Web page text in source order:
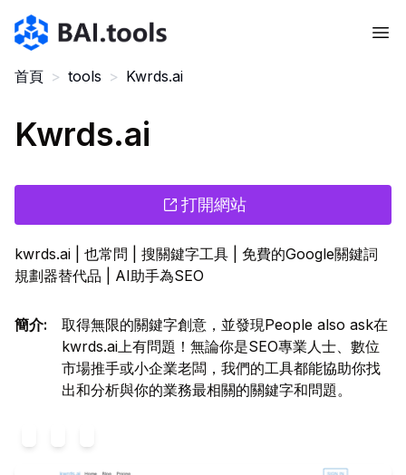
Bai.tools
首頁 > tools > Kwrds.ai
Kwrds.ai
打開網站
kwrds.ai | 也常問 | 搜關鍵字工具 | 免費的Google關鍵詞
規劃器替代品 | AI助手為SEO
簡介:
取得無限的關鍵字創意，並發現People also ask在
kwrds.ai上有問題！無論你是SEO專業人士、數位
市場推手或小企業老闆，我們的工具都能協助你找
出和分析與你的業務最相關的關鍵字和問題。